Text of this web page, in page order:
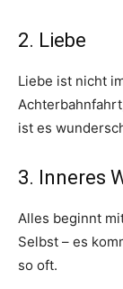
2. Liebe
Liebe ist nicht
ist es
3. Inneres
Alles beginnt
Selbst – es
so oft.